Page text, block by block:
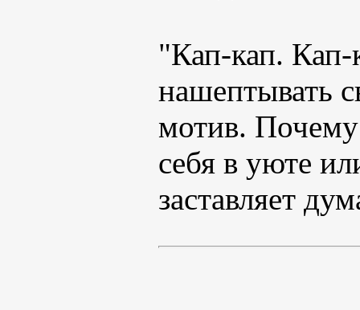
"Кап-кап.
нашептывать
мотив. Почему
себя в уюте
заставляет